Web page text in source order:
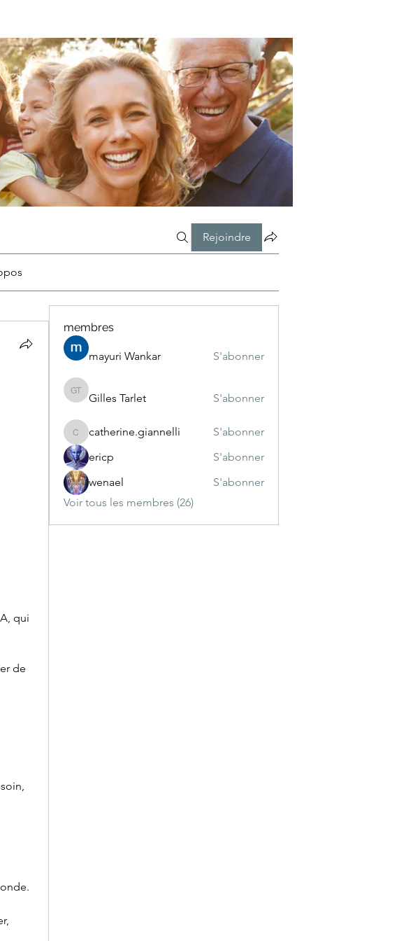
Rejoindre
qui
de
membres
mayuri Wankar S'abonner
Gilles Tarlet
Gilles Tarlet S'abonner
catherine.giannelli
catherine.giannelli
S'abonner
ericp
S'abonner
wenael
S'abonner
Voir tous les membres (26)